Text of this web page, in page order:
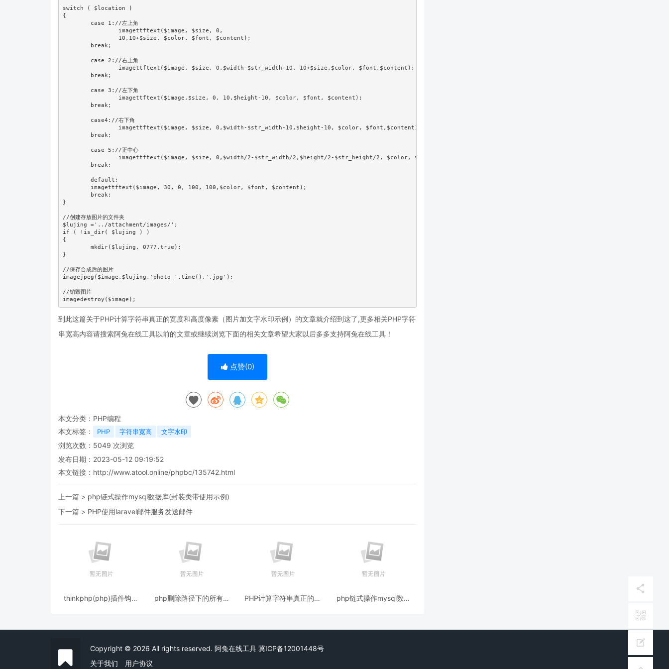
switch ( $location )
{
}
//创建存放图片的文件夹
$lujing ='../attachment/images/';
if ( !is_dir( $lujing ) )
{
}
//保存合成后的图片
imagejpeg($image,$lujing.'photo_'.time().'.jpg');
//销毁图片
imagedestroy($image);
到此这篇关于PHP计算字符串真正的宽度和高度像素（图片加文字水印示例）的文章就介绍到这了,更多相关PHP字符
串宽高内容请搜索阿兔在线工具以前的文章或继续浏览下面的相关文章希望大家以后多多支持阿兔在线工具！
点赞(0)
本文分类： PHP编程
本文标签：
PHP 字符串宽高 文字水印
浏览次数： 5049 次浏览
发布日期：2023-05-12 09:19:52
本文链接： http://www.atool.online/phpbc/135742.html
上一篇 > php链式操作mysql数据库(封装类带使用示例)
下一篇 > PHP使用laravel邮件服务发送邮件
thinkphp(php)插件钩子
php删除路径下的所有文
PHP计算字符串真正的宽
php链式操作mysql数据
Copyright © 2026 All rights reserved. 阿兔在线工具 冀ICP备12001448号
关于我们
用户协议